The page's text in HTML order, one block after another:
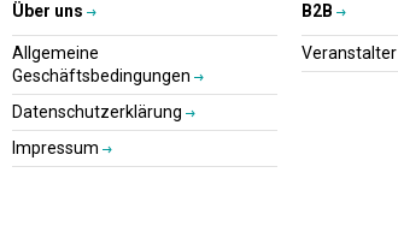
Über uns
Allgemeine
Geschäftsbedingungen
Datenschutzerklärung
Impressum
B2B
Veranstalter